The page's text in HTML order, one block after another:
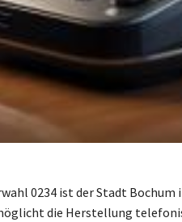
0234 ist der Stadt
die Herstellung